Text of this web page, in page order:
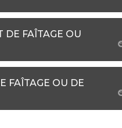
DE FAÎTAGE OU
FAÎTAGE OU DE